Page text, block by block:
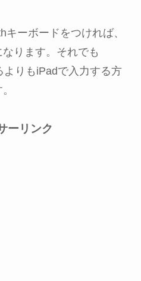
ーボードをつければ、
ります。それでも
りもiPadで入力する方
ーリンク